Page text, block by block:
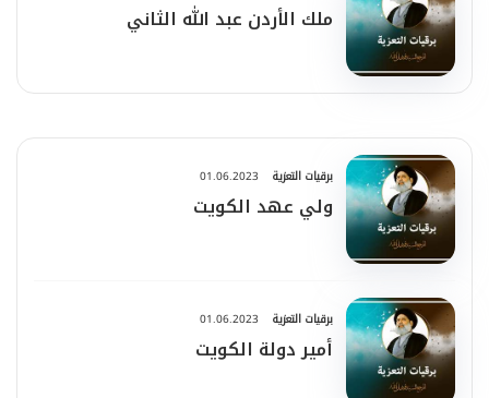
ملك الأردن عبد الله الثاني
برقيات التعزية 01.06.2023
ولي عهد الكويت
برقيات التعزية 01.06.2023
أمير دولة الكويت